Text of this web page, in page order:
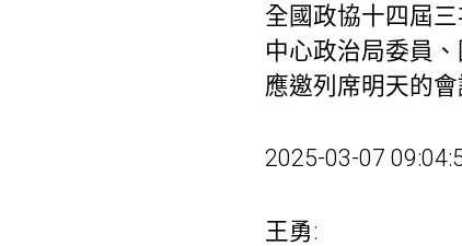
全國政協十四屆
中心政治局委員
應邀列席明天的
2025-03-07
王勇: